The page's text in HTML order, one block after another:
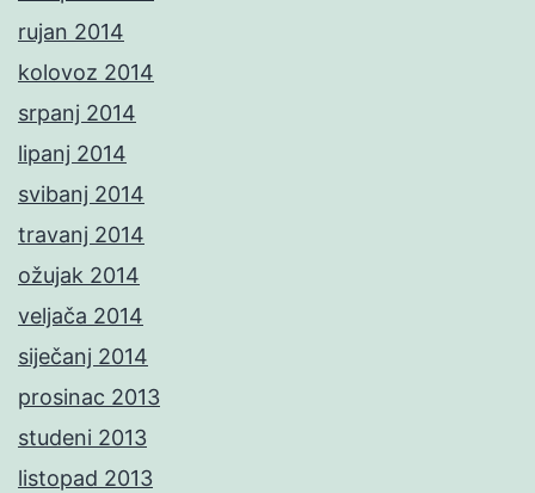
rujan 2014
kolovoz 2014
srpanj 2014
lipanj 2014
svibanj 2014
travanj 2014
ožujak 2014
veljača 2014
siječanj 2014
prosinac 2013
studeni 2013
listopad 2013